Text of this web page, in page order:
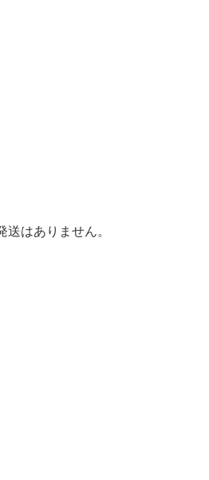
送はありません。